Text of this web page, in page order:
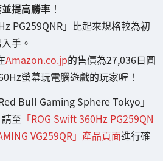
提高勝率 ！
PG259QNR」比起來規格較為初
手。
Amazon.co.jp的售價為27,036日圓
螢幕玩電腦遊戲的玩家喔！
Bull Gaming Sphere Tokyo」
至 「ROG Swift 360Hz PG259QN
VG259QR」產品頁面進行確